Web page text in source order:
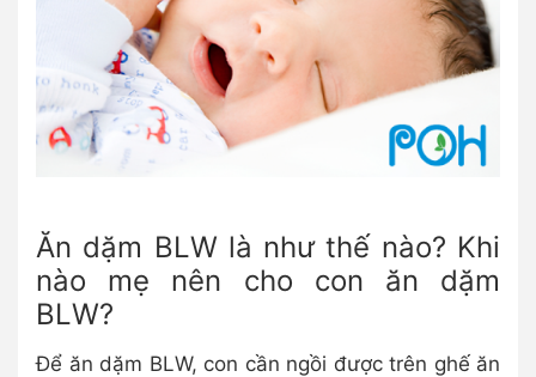
Ăn dặm BLW là như thế nào? Khi
nào mẹ nên cho con ăn dặm
BLW?
Để ăn dặm BLW, con cần ngồi được trên ghế ăn